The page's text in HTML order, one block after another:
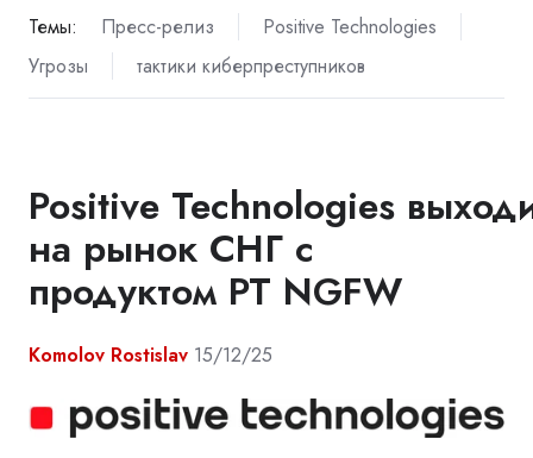
Темы: Пресс-релиз
Positive Technologies
Угрозы
тактики киберпреступников
Positive Technologies
на рынок СНГ с
продуктом PT NGFW
Komolov Rostislav 15/12/25